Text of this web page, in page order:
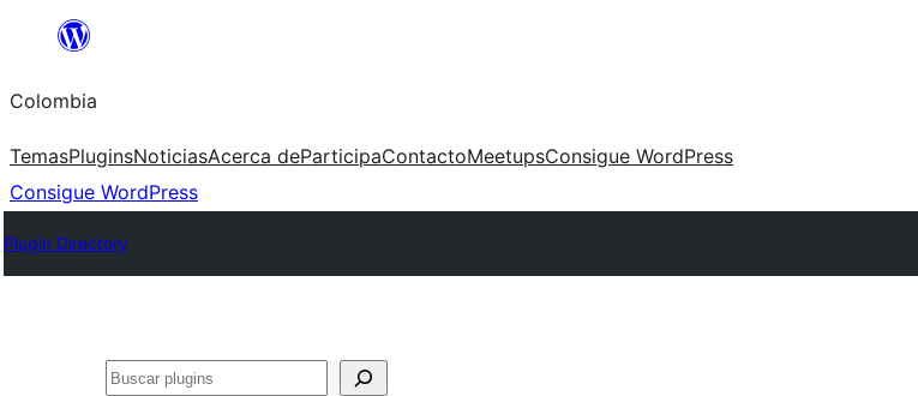
Saltar
contenido
Colombia
TemasPluginsNoticiasAcerca deParticipaContactoMeetupsConsigue WordPress
Consigue WordPress
Plugin Directory
Buscar